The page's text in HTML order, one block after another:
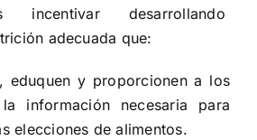
incentivar desarrollando
adecuada que:
eduquen y proporcionen a los
información necesaria para
elecciones de alimentos.